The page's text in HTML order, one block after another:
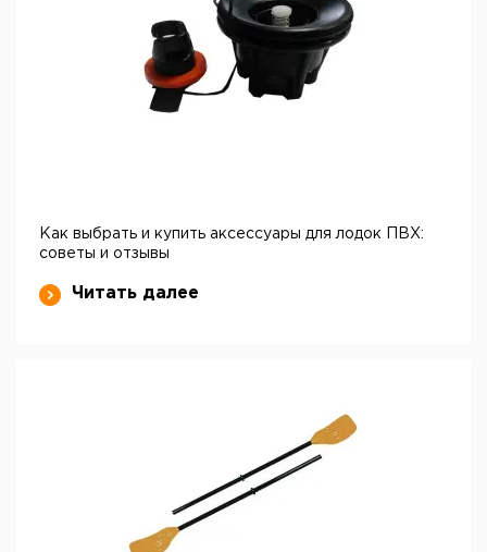
Как выбрать и купить аксессуары для лодок ПВХ:
советы и отзывы
Читать далее